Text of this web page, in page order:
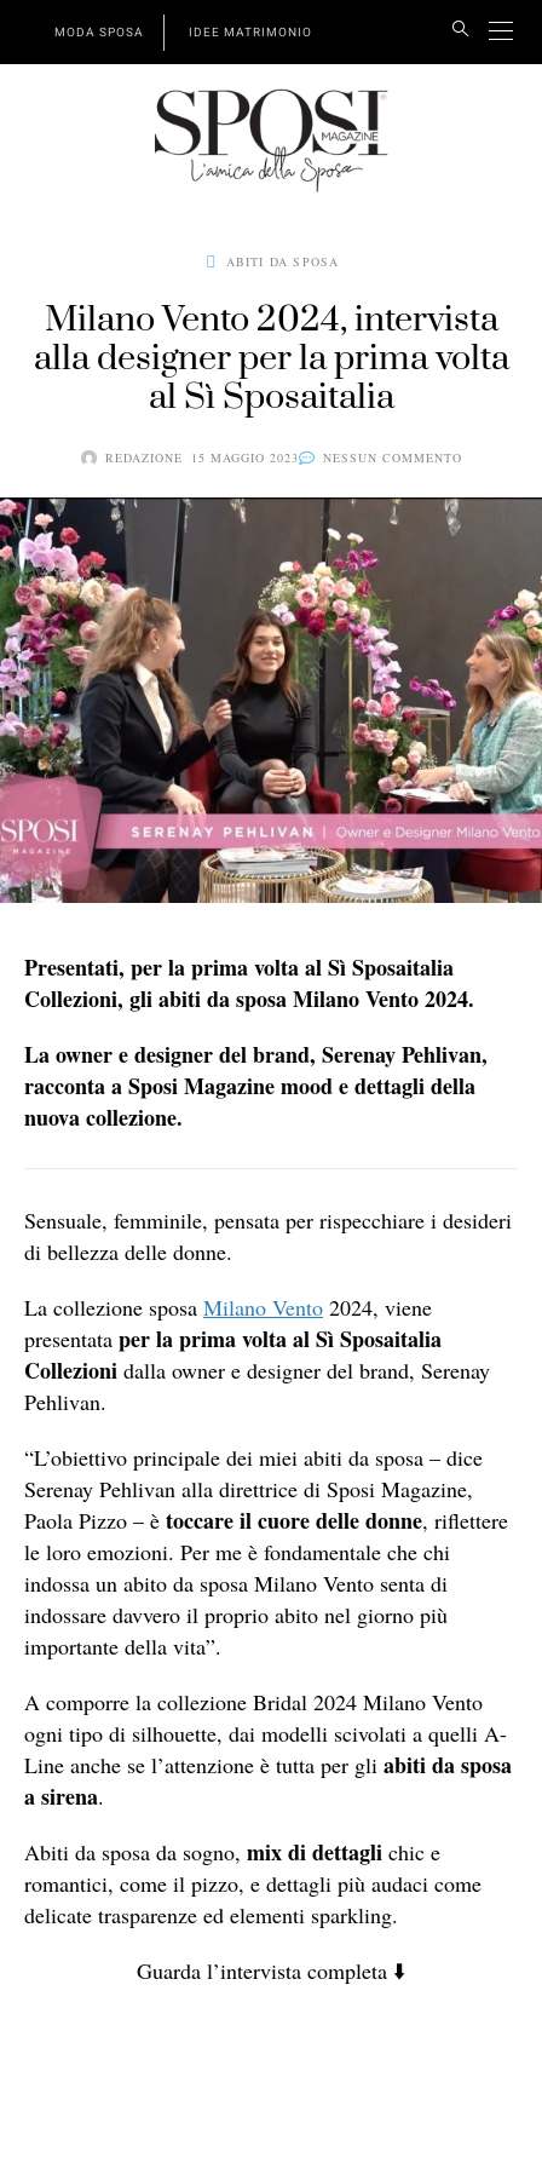
MODA SPOSA IDEE MATRIMONIO
ABITI DA SPOSA
Milano Vento 2024, intervista
alla designer per la prima volta
al Sì Sposaitalia
REDAZIONE 15 MAGGIO 2023 NESSUN COMMENTO
Presentati, per la prima volta al Sì Sposaitalia
Collezioni, gli abiti da sposa Milano Vento 2024.
La owner e designer del brand, Serenay Pehlivan,
racconta a Sposi Magazine mood e dettagli della
nuova collezione.
Sensuale, femminile, pensata per rispecchiare i desideri
di bellezza delle donne.
La collezione sposa Milano Vento 2024, viene
presentata per la prima volta al Sì Sposaitalia
Collezioni dalla owner e designer del brand, Serenay
Pehlivan.
“L’obiettivo principale dei miei abiti da sposa – dice
Serenay Pehlivan alla direttrice di Sposi Magazine,
Paola Pizzo – è toccare il cuore delle donne, riflettere
le loro emozioni. Per me è fondamentale che chi
indossa un abito da sposa Milano Vento senta di
indossare davvero il proprio abito nel giorno più
importante della vita”.
A comporre la collezione Bridal 2024 Milano Vento
ogni tipo di silhouette, dai modelli scivolati a quelli A-
Line anche se l’attenzione è tutta per gli abiti da sposa
a sirena.
Abiti da sposa da sogno, mix di dettagli chic e
romantici, come il pizzo, e dettagli più audaci come
delicate trasparenze ed elementi sparkling.
Guarda l’intervista completa ⬇️